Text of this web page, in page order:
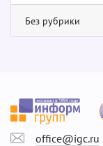
Без рубрики
office@igc.ru